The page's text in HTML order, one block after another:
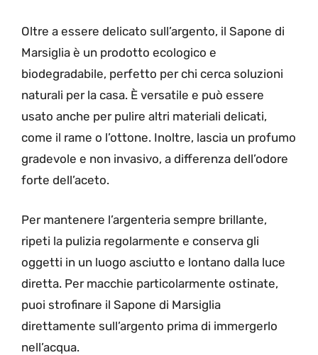
Oltre a essere delicato sull’argento, il Sapone di
Marsiglia è un prodotto ecologico e
biodegradabile, perfetto per chi cerca soluzioni
naturali per la casa. È versatile e può essere
usato anche per pulire altri materiali delicati,
come il rame o l’ottone. Inoltre, lascia un profumo
gradevole e non invasivo, a differenza dell’odore
forte dell’aceto.
Per mantenere l’argenteria sempre brillante,
ripeti la pulizia regolarmente e conserva gli
oggetti in un luogo asciutto e lontano dalla luce
diretta. Per macchie particolarmente ostinate,
puoi strofinare il Sapone di Marsiglia
direttamente sull’argento prima di immergerlo
nell’acqua.